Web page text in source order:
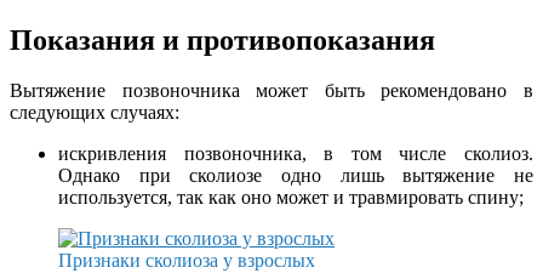
Показания и противопоказания
Вытяжение позвоночника может быть рекомендовано в
следующих случаях:
искривления позвоночника, в том числе сколиоз.
Однако при сколиозе одно лишь вытяжение не
используется, так как оно может и травмировать спину;
Признаки сколиоза у взрослых